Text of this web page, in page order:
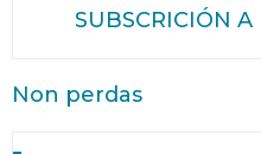
SUBSCRICIÓN A
Non perdas